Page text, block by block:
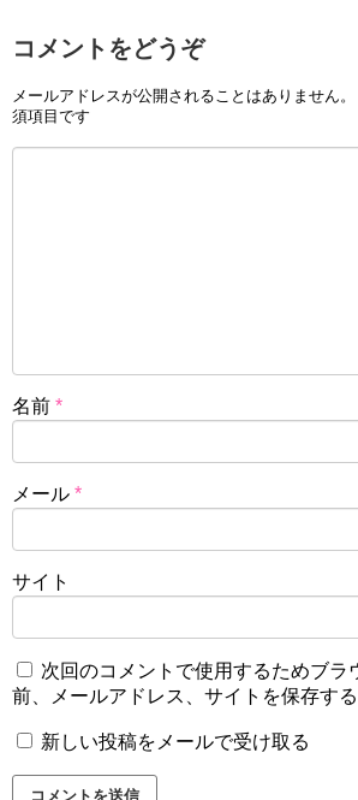
コメントをどうぞ
メールアドレスが公開されることはありません。
須項目です
名前 *
メール *
サイト
次回のコメントで使用するためブラ
前、メールアドレス、サイトを保存する
新しい投稿をメールで受け取る